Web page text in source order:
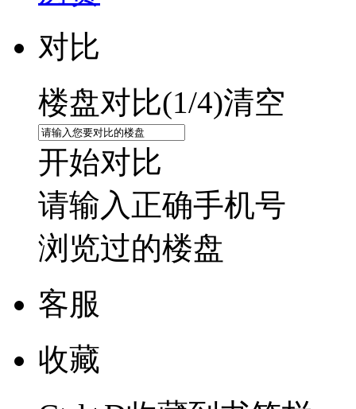
对比
楼盘对比(1/4)清空
开始对比
请输入正确手机号
浏览过的楼盘
客服
收藏